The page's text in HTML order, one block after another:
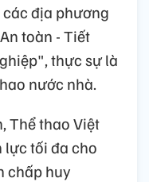
địa phương
toàn - Tiết
thực sự là
nước nhà.
Thể thao Việt
lực tối đa cho
chấp huy